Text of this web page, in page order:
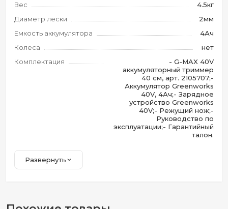
Вес
4.5кг
Диаметр лески
2мм
Емкость аккумулятора
4Ач
Колеса
нет
Комплектация
- G-MAX 40V
аккумуляторный триммер
40 см, арт. 2105707;-
Аккумулятор Greenworks
40V, 4Ач;- Зарядное
устройство Greenworks
40V;- Режущий нож;-
Руководство по
эксплуатации;- Гарантийный
талон.
Развернуть